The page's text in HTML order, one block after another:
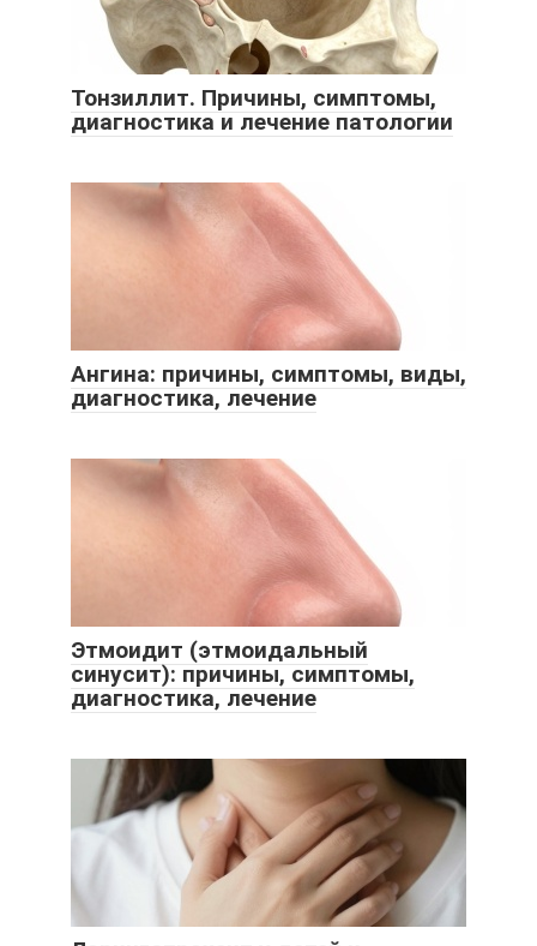
Тонзиллит. Причины, симптомы,
диагностика и лечение патологии
Ангина: причины, симптомы, виды,
диагностика, лечение
Этмоидит (этмоидальный
синусит): причины, симптомы,
диагностика, лечение